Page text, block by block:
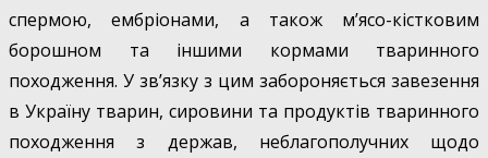
спермою, ембріонами, а також м’ясо-кістковим
борошном та іншими кормами тваринного
походження. У зв’язку з цим забороняється завезення
в Україну тварин, сировини та продуктів тваринного
походження з держав, неблагополучних щодо